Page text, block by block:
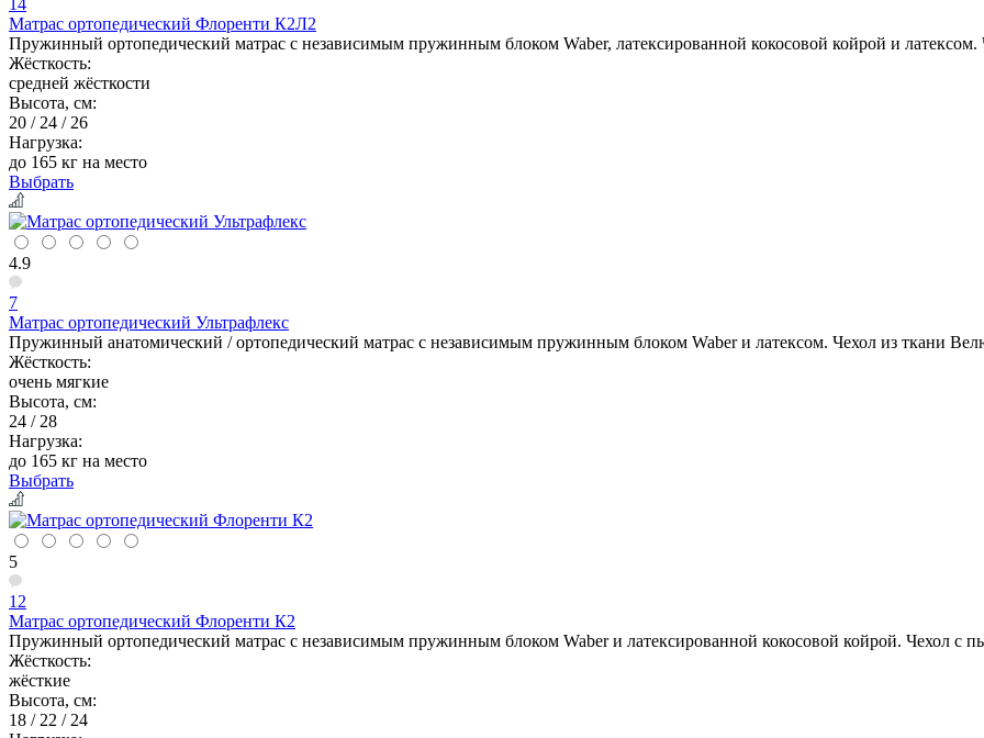
Матрас ортопедический Флоренти К2Л2
Пружинный ортопедический матрас с независимым пружинным блоком Waber, латексированной кокосовой койрой и
Жёсткость:
средней жёсткости
Высота, см:
20 / 24 / 26
Нагрузка:
до 165 кг на место
Выбрать
4.9
7
Матрас ортопедический Ультрафлекс
Пружинный анатомический / ортопедический матрас с независимым пружинным блоком Waber и латексом. Чехол из ткани
Жёсткость:
очень мягкие
Высота, см:
24 / 28
Нагрузка:
до 165 кг на место
Выбрать
5
12
Матрас ортопедический Флоренти К2
Пружинный ортопедический матрас с независимым пружинным блоком Waber и латексированной кокосовой койрой. Чехол с
Жёсткость:
жёсткие
Высота, см:
18 / 22 / 24